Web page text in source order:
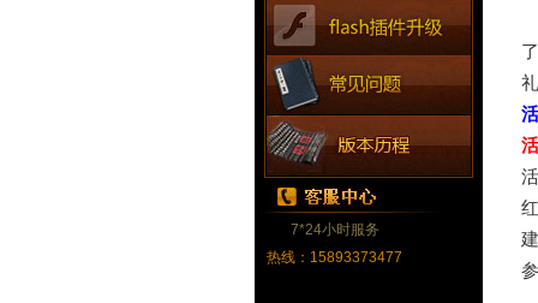
7*24小时服务
热线：15893373477